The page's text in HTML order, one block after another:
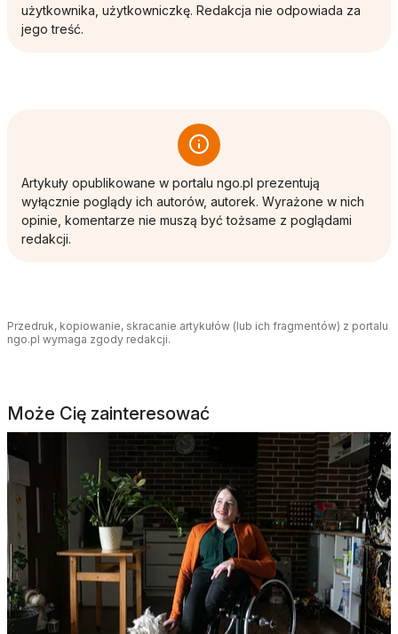
użytkownika, użytkowniczkę. Redakcja nie odpowiada za
jego treść.
Artykuły opublikowane w portalu ngo.pl prezentują
wyłącznie poglądy ich autorów, autorek. Wyrażone w nich
opinie, komentarze nie muszą być tożsame z poglądami
redakcji.
Przedruk, kopiowanie, skracanie artykułów (lub ich fragmentów) z portalu
ngo.pl wymaga zgody redakcji.
Może Cię zainteresować